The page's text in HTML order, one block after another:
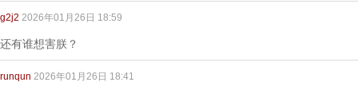
g2j2 2026年01月26日 18:59
还有谁想害朕？
runqun 2026年01月26日 18:41